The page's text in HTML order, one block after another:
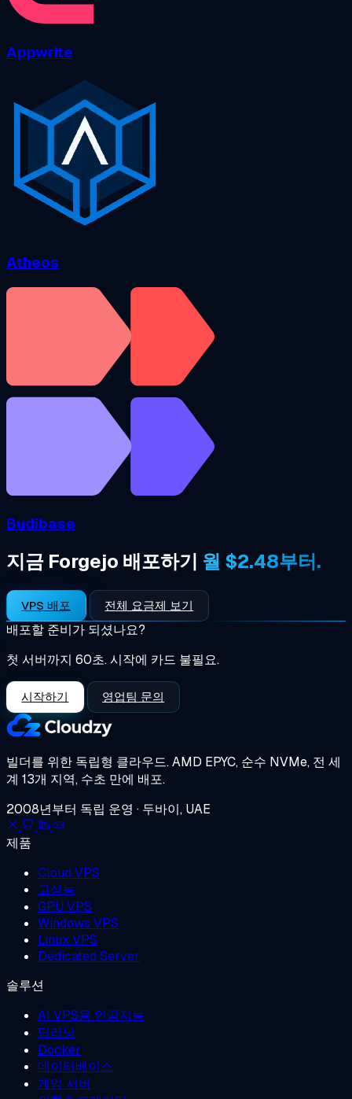
Appwrite
Atheos
Budibase
지금 Forgejo 배포하기 월 $2.48부터.
VPS 배포 전체 요금제 보기
배포할 준비가 되셨나요?
첫 서버까지 60초. 시작에 카드 불필요.
시작하기 영업팀 문의
빌더를 위한 독립형 클라우드.AMD EPYC, 순수 NVMe, 전 세
계 13개 지역, 수초 만에 배포.
2008년부터 독립 운영 · 두바이, UAE
제품
Cloud VPS
고성능
GPU VPS
Windows VPS
Linux VPS
Dedicated Server
솔루션
AI VPS용 인공지능
딥러닝
Docker
데이터베이스
게임 서버